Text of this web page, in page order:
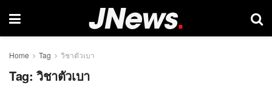
Home Tag วิชาตัวเบา
Tag: วิชาตัวเบา